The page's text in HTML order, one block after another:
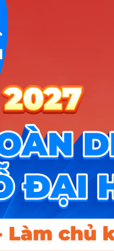
6 Công tác xã hội